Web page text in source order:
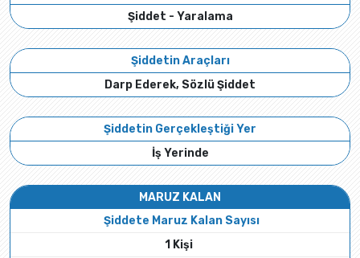
Şiddet - Yaralama
Şiddetin Araçları
Darp Ederek, Sözlü Şiddet
Şiddetin Gerçekleştiği Yer
İş Yerinde
MARUZ KALAN
Şiddete Maruz Kalan Sayısı
1 Kişi